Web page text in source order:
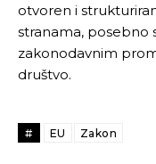
otvoren i
stranama, posebno
zakonodavnim
društvo.
# EU Zakon